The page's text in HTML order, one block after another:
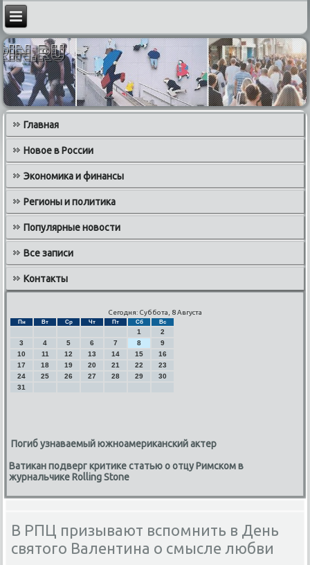
Главная
Новое в России
Экономика и финансы
Регионы и политика
Популярные новости
Все записи
Контакты
Сегодня: Суббота, 8 Августа
Пн Вт Ср Чт Пт Сб Вс
1
2
3
4 5 6 7 8
9
10
11 12 13 14 15
16
17
18 19 20 21 22
23
24
25 26 27 28 29
30
31
Погиб узнаваемый южноамериканский актер
Ватикан подверг критике статью о отцу Римском в
журнальчике Rolling Stone
В РПЦ призывают вспомнить в День
святого Валентина о смысле любви